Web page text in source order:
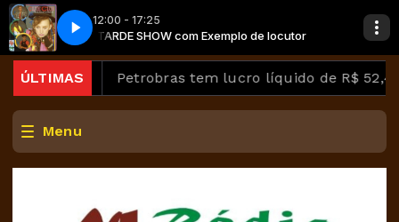
12:00 - 17:25
TARDE SHOW com Exemplo de locutor
Culture Club - Karma Chameleon
ÚLTIMASPetrobras tem lucro líquido de R$ 52,4 bi no
Menu